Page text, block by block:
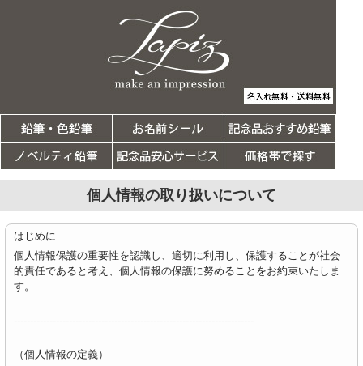
個人情報の取り扱いについて
はじめに
個人情報保護の重要性を認識し、適切に利用し、保護することが社会
的責任であると考え、個人情報の保護に努めることをお約束いたしま
す。
--------------------------------------------------------------------------
（個人情報の定義）